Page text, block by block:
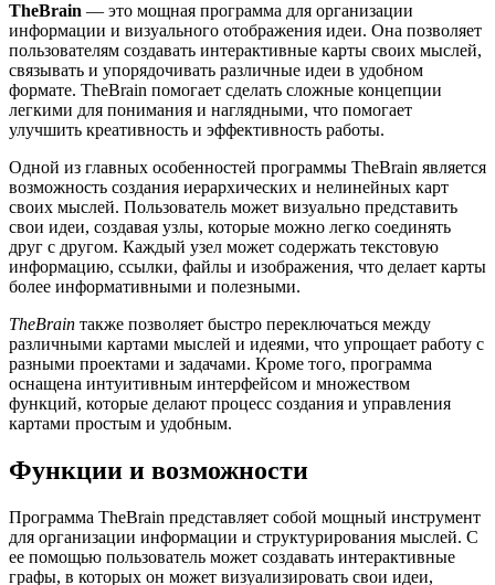
TheBrain — это мощная программа для организации
информации и визуального отображения идеи. Она позволяет
пользователям создавать интерактивные карты своих мыслей,
связывать и упорядочивать различные идеи в удобном
формате. TheBrain помогает сделать сложные концепции
легкими для понимания и наглядными, что помогает
улучшить креативность и эффективность работы.
Одной из главных особенностей программы TheBrain является
возможность создания иерархических и нелинейных карт
своих мыслей. Пользователь может визуально представить
свои идеи, создавая узлы, которые можно легко соединять
друг с другом. Каждый узел может содержать текстовую
информацию, ссылки, файлы и изображения, что делает карты
более информативными и полезными.
TheBrain также позволяет быстро переключаться между
различными картами мыслей и идеями, что упрощает работу с
разными проектами и задачами. Кроме того, программа
оснащена интуитивным интерфейсом и множеством
функций, которые делают процесс создания и управления
картами простым и удобным.
Функции и возможности
Программа TheBrain представляет собой мощный инструмент
для организации информации и структурирования мыслей. С
ее помощью пользователь может создавать интерактивные
графы, в которых он может визуализировать свои идеи,